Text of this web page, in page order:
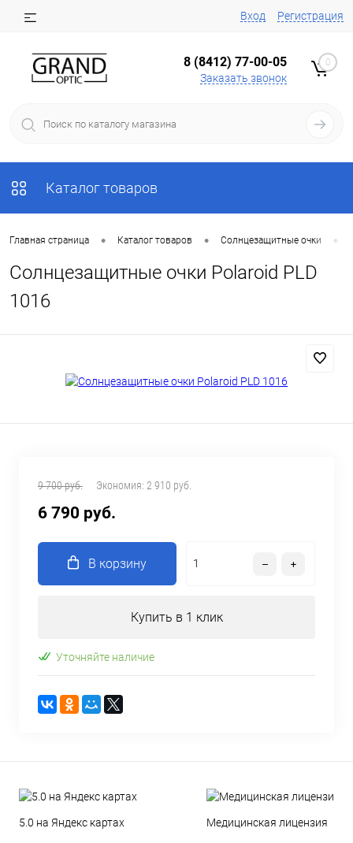
Вход Регистрация
8 (8412) 77-00-05
Заказать звонок
0
Каталог товаров
Главная страница • Каталог товаров • Солнцезащитные очки •
Солнцезащитные очки Polaroid PLD
1016
9 700 руб. Экономия: 2 910 руб.
6 790 руб.
В корзину
Купить в 1 клик
Уточняйте наличие
5.0 на Яндекс картах Медицинская лицензия